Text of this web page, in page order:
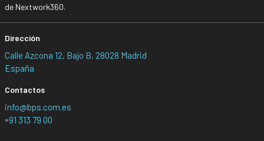
de Nextwork360.
Dirección
Calle Azcona 12, Bajo B, 28028 Madrid
España
Contactos
info@bps.com.es
+91 313 79 00